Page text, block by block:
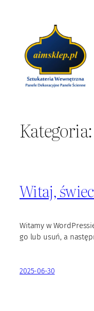
Kategoria:
Witaj,
Witamy w
go lub usuń, a
2025-06-30